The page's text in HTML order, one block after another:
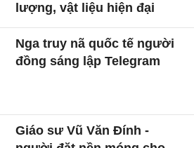
lượng, vật liệu hiện đại
Nga truy nã quốc tế người
đồng sáng lập Telegram
Giáo sư Vũ Văn Đính -